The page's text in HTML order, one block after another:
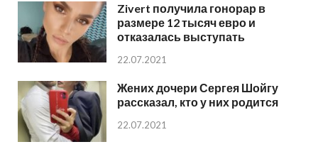
Zivert получила гонорар в
размере 12 тысяч евро и
отказалась выступать
22.07.2021
Жених дочери Сергея Шойгу
рассказал, кто у них родится
22.07.2021